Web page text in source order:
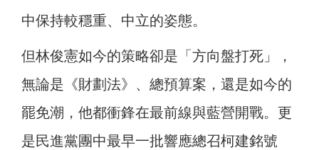
中保持較穩重、中立的姿態。
但林俊憲如今的策略卻是「方向盤打死」，
無論是《財劃法》、總預算案，還是如今的
罷免潮，他都衝鋒在最前線與藍營開戰。更
是民進黨團中最早一批響應總召柯建銘號